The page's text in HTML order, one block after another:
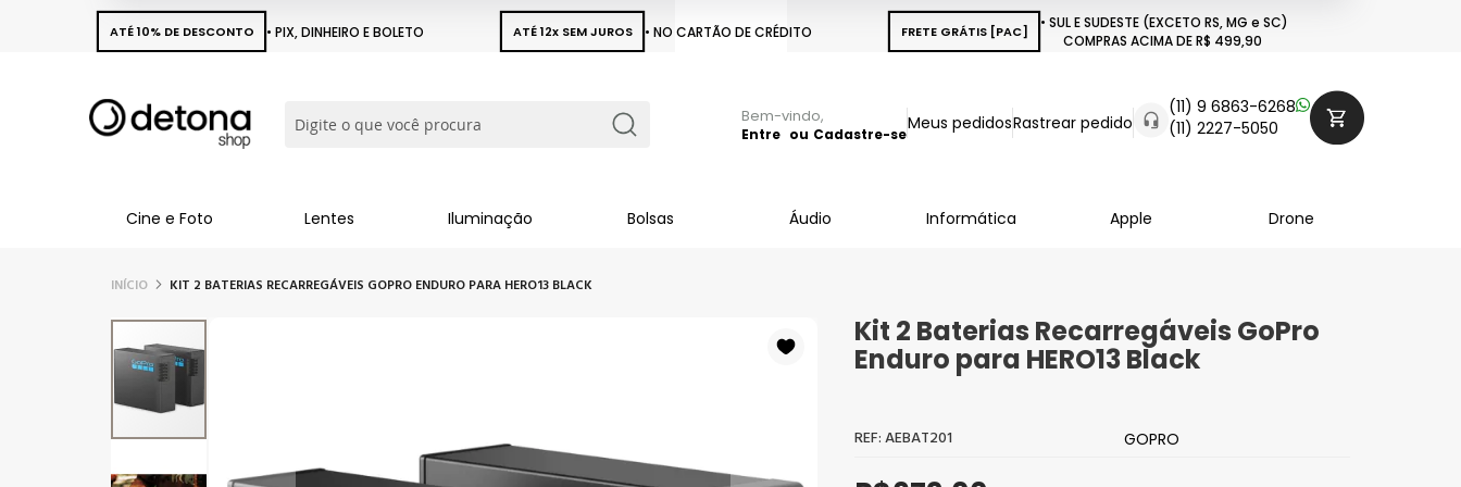
ATÉ 10% DE DESCONTO • PIX, DINHEIRO E BOLETO ATÉ 12x SEM JUROS • NO CARTÃO DE CRÉDITO FRETE GRÁTIS [PAC]
• SUL E SUDESTE (EXCETO RS, MG e SC)
COMPRAS ACIMA DE R$ 499,90
Busca
Meus pedidosRastrear pedido
(11) 9 6863-6268
(11) 2227-5050
Pular
para
Entre Cadastre-se
Cine e Foto Lentes Iluminação Bolsas Áudio Informática Apple Drone
INÍCIO KIT 2 BATERIAS RECARREGÁVEIS GOPRO ENDURO PARA HERO13 BLACK
Kit 2 Baterias Recarregáveis GoPro
Enduro para HERO13 Black
AEBAT201 GOPRO
Pular
para
o
da
Galeria
imagens